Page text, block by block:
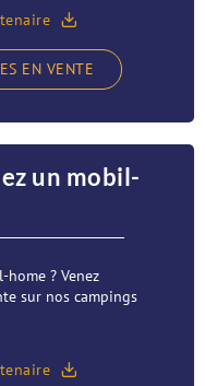
EN VENTE
un mobil-
? Venez
sur nos campings